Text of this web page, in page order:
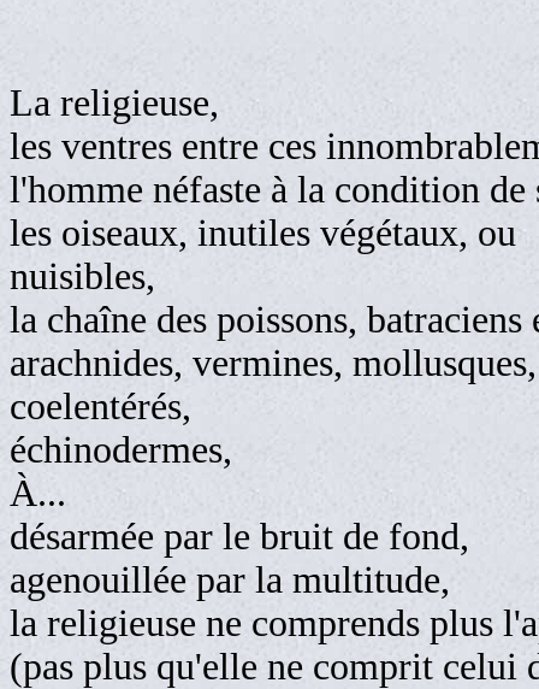
La religieuse,
les ventres entre ces
l'homme néfaste à la condition de
les oiseaux, inutiles végétaux, ou
nuisibles,
la chaîne des poissons,
arachnides, vermines,
coelentérés,
À...
désarmée par le bruit de fond,
agenouillée par la multitude,
la religieuse ne comprends plus
(pas plus qu'elle ne comprit celui